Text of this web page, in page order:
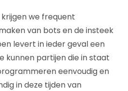
we frequent
van bots en de insteek
levert in ieder geval een
kunnen partijen die in staat
eenvoudig en
in deze tijden van